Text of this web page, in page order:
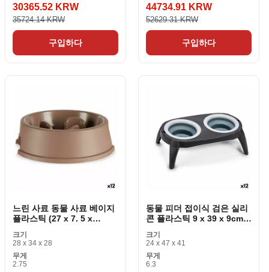
30365.52 KRW
35724.14 KRW
구입하다
44734.91 KRW
52629.31 KRW
구입하다
느린 사료 동물 사료 베이지
플라스틱 (27 x 7. 5 x
크기
28 x 34 x 28
무게
2.75
동물 피더 접이식 검은 실리
콘 플라스틱 9 x 39 x 9cm
크기
24 x 47 x 41
무게
6.3